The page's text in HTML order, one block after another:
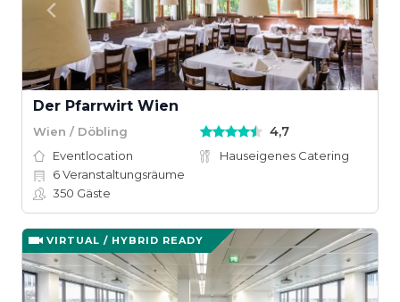
Der Pfarrwirt Wien
Wien / Döbling 4,7
Eventlocation
Hauseigenes Catering
6Veranstaltungsräume
350 Gäste
VIRTUAL / HYBRID READY